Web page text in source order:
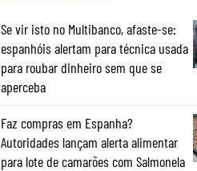
Se vir isto no Multibanco, afaste-se:
espanhóis alertam para técnica usada
para roubar dinheiro sem que se
aperceba
Faz compras em Espanha?
Autoridades lançam alerta alimentar
para lote de camarões com Salmonela